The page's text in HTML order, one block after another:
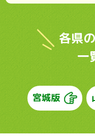
各県
一
宮城版